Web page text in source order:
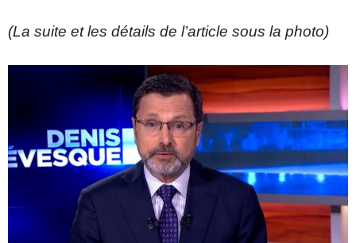
(La suite et les détails de l’article sous la photo)